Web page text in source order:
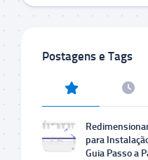
Postagens e Tags
para
Guia Passo a